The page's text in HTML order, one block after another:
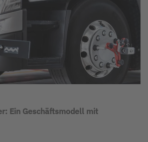
Ein Geschäftsmodell mit